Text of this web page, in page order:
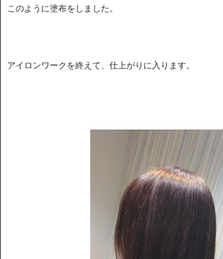
このように塗布をしました。
アイロンワークを終えて、仕上がりに入ります。